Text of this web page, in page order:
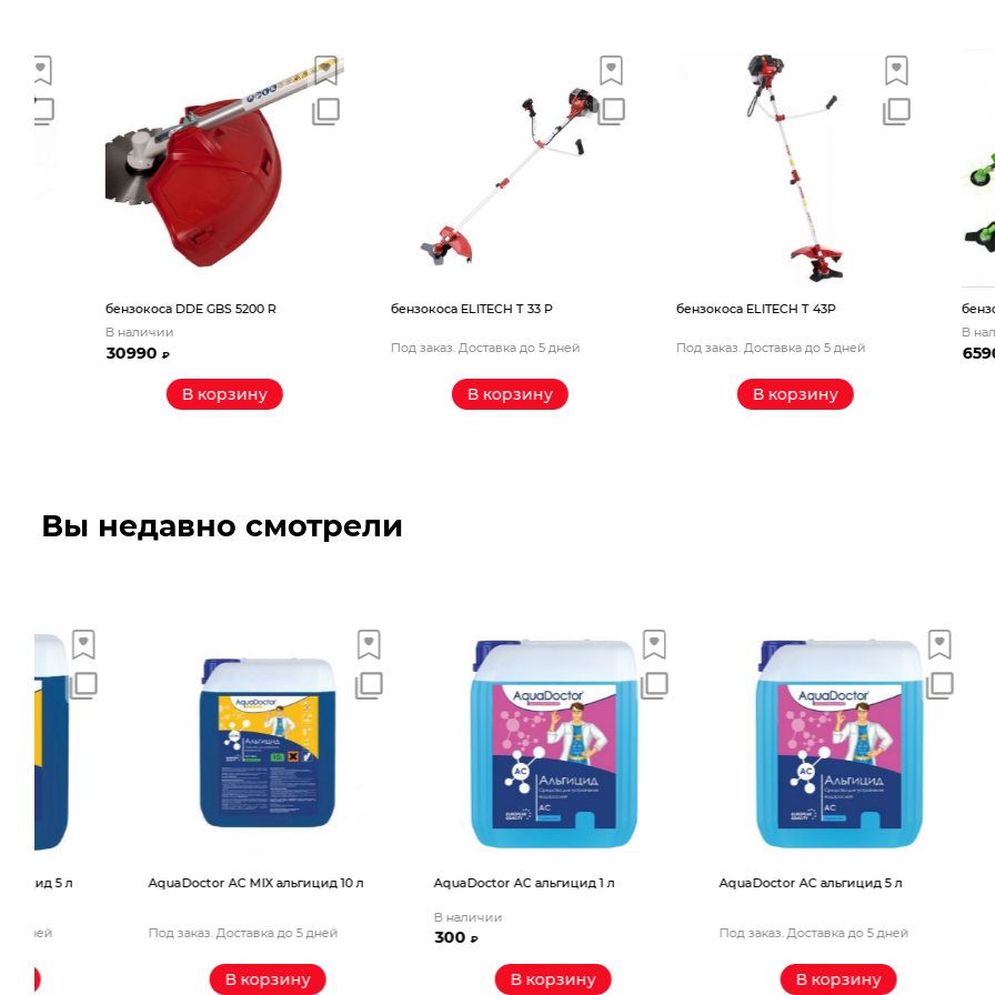
бензокоса DDE GBS 5200 R
В наличии
30990₽
В корзину
бензокоса ELITECH Т 33 Р
Под заказ. Доставка до 5 дней
В корзину
бензокоса ELITECH Т 43Р
Под заказ. Доставка до 5 дней
В корзину
бензокоса
В наличии
₽
Вы недавно смотрели
AquaDoctor AС MIX альгицид 10 л
Под заказ. Доставка до 5 дней
В корзину
AquaDoctor AС альгицид 1 л
В корзину
AquaDoctor AС альгицид 5 л
Под заказ. Доставка до 5 дней
В корзину
AquaDoctor
Под заказ.